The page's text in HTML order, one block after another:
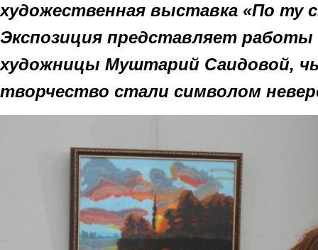
художественная выставка «По
Экспозиция представляет работы
художницы Муштарий Саидовой,
творчество стали символом